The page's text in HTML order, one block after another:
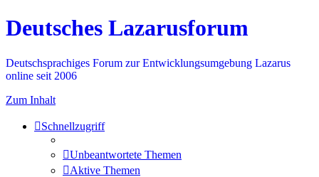
Deutsches Lazarusforum
Deutschsprachiges Forum zur Entwicklungsumgebung Lazarus
online seit 2006
Zum Inhalt
Schnellzugriff
Unbeantwortete Themen
Aktive Themen